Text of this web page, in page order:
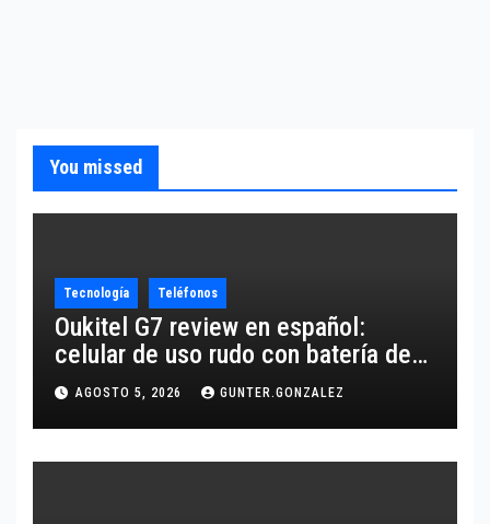
You missed
Tecnología Teléfonos
Oukitel G7 review en español:
celular de uso rudo con batería de
10,600 mAh
AGOSTO 5, 2026 GUNTER.GONZALEZ